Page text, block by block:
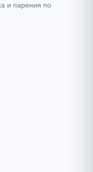
и парения по